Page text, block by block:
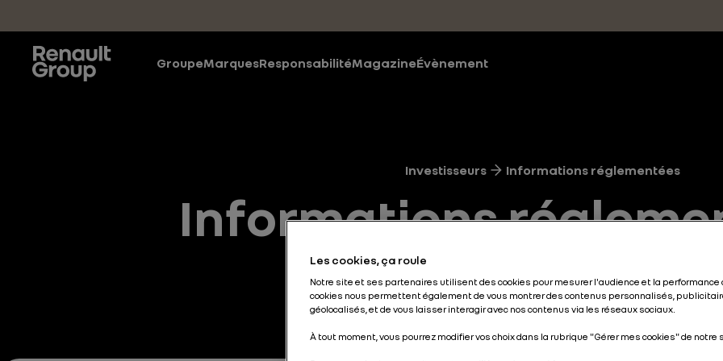
GroupeMarquesResponsabilitéMagazineÉvènement
Investisseurs Informations réglementées
Informations
autres
Les cookies, ça roule
Notre site et ses partenaires utilisent des cookies pour mesurer l'audience et la performance
cookies nous permettent également de vous montrer des contenus personnalisés,
géolocalisés, et de vous laisser interagir avec nos contenus via les réseaux sociaux.
À tout moment, vous pourrez modifier vos choix dans la rubrique "Gérer mes cookies" de notre